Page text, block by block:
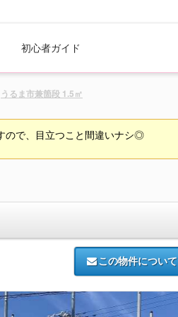
初心者ガイド
うるま市兼箇段 1.5㎡
ので、目立つこと間違いナシ◎
この物件について